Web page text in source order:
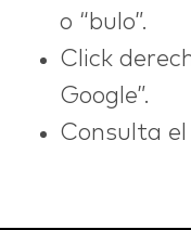
o “bulo”.
Click
Google”.
Consulta